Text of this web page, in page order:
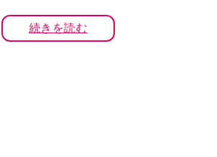
続きを読む